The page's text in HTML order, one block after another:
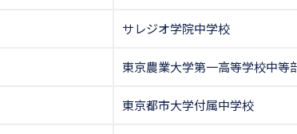
サレジオ学院中学校
東京農業大学第一高等学校中等
東京都市大学付属中学校